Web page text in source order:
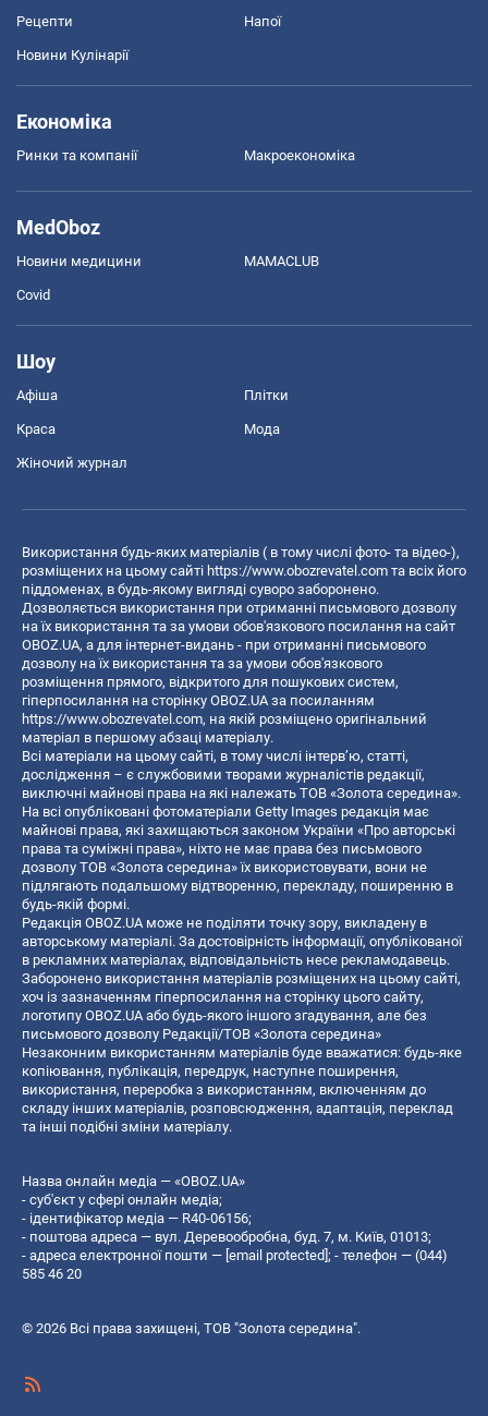
Рецепти Напої
Новини Кулінарії
Економіка
Ринки та компанії Макроекономіка
MedOboz
Новини медицини MAMACLUB
Covid
Шоу
Афіша Плітки
Краса Мода
Жіночий журнал
Використання будь-яких матеріалів ( в тому числі фото- та відео-),
розміщених на цьому сайті https://www.obozrevatel.com та всіх його
піддоменах, в будь-якому вигляді суворо заборонено.
Дозволяється використання при отриманні письмового дозволу
на їх використання та за умови обов'язкового посилання на сайт
OBOZ.UA, а для інтернет-видань - при отриманні письмового
дозволу на їх використання та за умови обов'язкового
розміщення прямого, відкритого для пошукових систем,
гіперпосилання на сторінку OBOZ.UA за посиланням
https://www.obozrevatel.com, на якій розміщено оригінальний
матеріал в першому абзаці матеріалу.
Всі матеріали на цьому сайті, в тому числі інтерв’ю, статті,
дослідження – є службовими творами журналістів редакції,
виключні майнові права на які належать ТОВ «Золота середина».
На всі опубліковані фотоматеріали Getty Images редакція має
майнові права, які захищаються законом України «Про авторські
права та суміжні права», ніхто не має права без письмового
дозволу ТОВ «Золота середина» їх використовувати, вони не
підлягають подальшому відтворенню, перекладу, поширенню в
будь-якій формі.
Редакція OBOZ.UA може не поділяти точку зору, викладену в
авторському матеріалі. За достовірність інформації, опублікованої
в рекламних матеріалах, відповідальність несе рекламодавець.
Заборонено використання матеріалів розміщених на цьому сайті,
хоч із зазначенням гіперпосилання на сторінку цього сайту,
логотипу OBOZ.UA або будь-якого іншого згадування, але без
письмового дозволу Редакції/ТОВ «Золота середина»
Незаконним використанням матеріалів буде вважатися: будь-яке
копiювання, публiкацiя, передрук, наступне поширення,
використання, переробка з використанням, включенням до
складу інших матеріалів, розповсюдження, адаптація, переклад
та інші подібні зміни матеріалу.
Назва онлайн медіа — «OBOZ.UA»
- суб'єкт у сфері онлайн медіа;
- ідентифікатор медіа — R40-06156;
- поштова адреса — вул. Деревообробна, буд. 7, м. Київ, 01013;
- адреса електронної пошти — [email protected]; - телефон — (044)
585 46 20
© 2026 Всі права захищені, ТОВ "Золота середина".